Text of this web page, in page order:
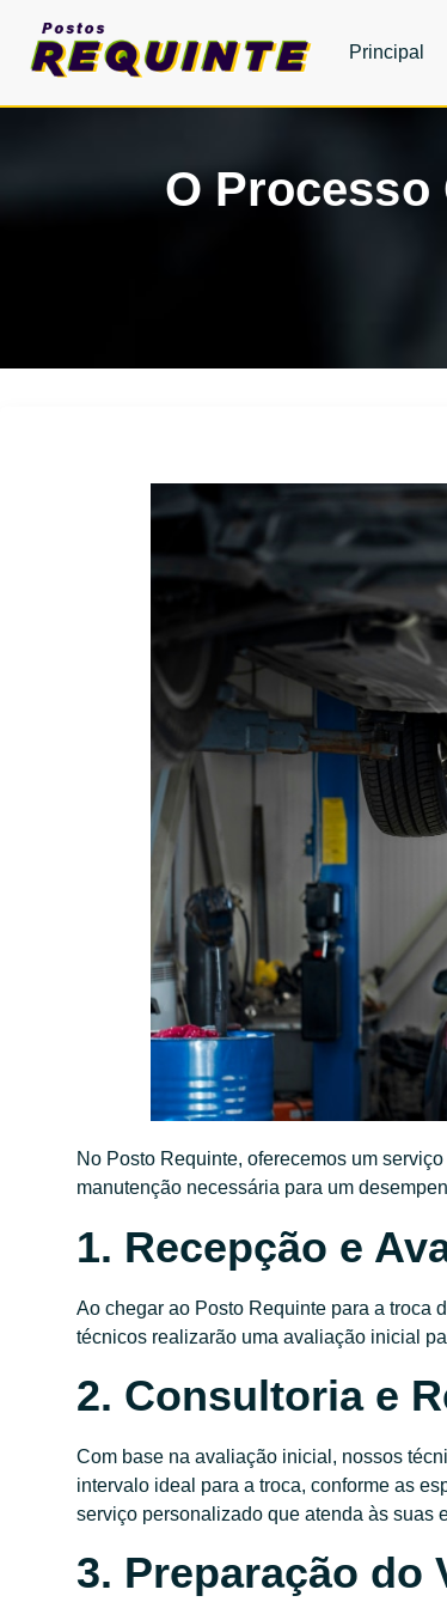
Principal
O Processo
No Posto Requinte, oferecemos um
manutenção necessária para um
1. Recepção e
Ao chegar ao Posto Requinte para a troca
técnicos realizarão uma avaliação inicial
2. Consultoria e
Com base na avaliação inicial, nossos
intervalo ideal para a troca, conforme as
serviço personalizado que atenda às suas
3. Preparação do